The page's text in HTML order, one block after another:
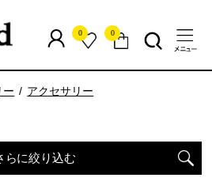
0 0
ー アクセサリー
らに絞り込む